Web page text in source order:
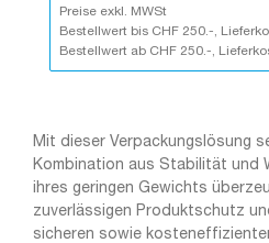
Preise exkl. MWSt
Bestellwert bis CHF 250.-,
Bestellwert ab CHF 250.-,
Mit dieser Verpackungslösung
Kombination aus Stabilität und
ihres geringen Gewichts
zuverlässigen Produktschutz
sicheren sowie